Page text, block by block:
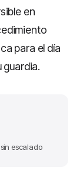
en
para el día
guardia.
escalado